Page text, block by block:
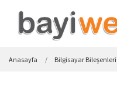
Anasayfa Bilgisayar Bileşenleri